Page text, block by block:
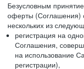
Безусловным
оферты (Соглашения)
нескольких из
регистрация на
Соглашения,
на использование
регистрации),